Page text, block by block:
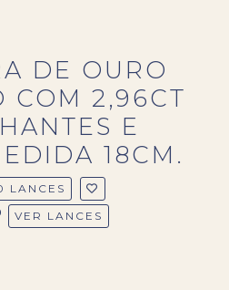
DE OURO
COM 2,96CT
E
18CM.
LANCES
VER LANCES